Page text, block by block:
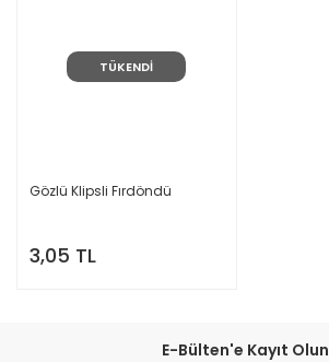
TÜKENDİ
Gözlü Klipsli Fırdöndü
3,05 TL
E-Bülten'e Kayıt Olun